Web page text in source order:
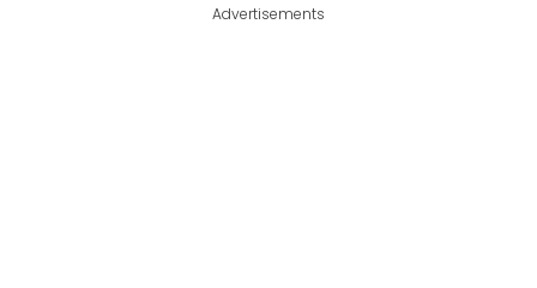
Advertisements